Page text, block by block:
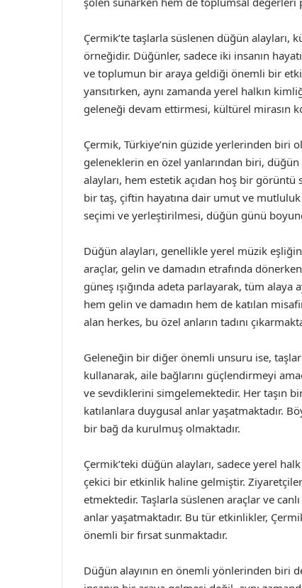
Çermik’te taşlarla süslenen düğün alayları,
örneğidir. Düğünler, sadece iki insanın
ve toplumun bir araya geldiği önemli bir
yansıtırken, aynı zamanda yerel halkın
geleneği devam ettirmesi, kültürel mirasın
Çermik, Türkiye’nin güzide yerlerinden biri
geleneklerin en özel yanlarından biri,
alayları, hem estetik açıdan hoş bir
bir taş, çiftin hayatına dair umut ve
seçimi ve yerleştirilmesi, düğün günü
Düğün alayları, genellikle yerel müzik
araçlar, gelin ve damadın etrafında
güneş ışığında adeta parlayarak, tüm
hem gelin ve damadın hem de katılan
alan herkes, bu özel anların tadını
Geleneğin bir diğer önemli unsuru ise,
kullanarak, aile bağlarını güçlendirmeyi
ve sevdiklerini simgelemektedir. Her taşın
katılanlara duygusal anlar yaşatmaktadır.
bir bağ da kurulmuş olmaktadır.
Çermik’teki düğün alayları, sadece yerel
çekici bir etkinlik haline gelmiştir.
etmektedir. Taşlarla süslenen araçlar ve
anlar yaşatmaktadır. Bu tür etkinlikler,
önemli bir fırsat sunmaktadır.
Düğün alayının en önemli yönlerinden biri